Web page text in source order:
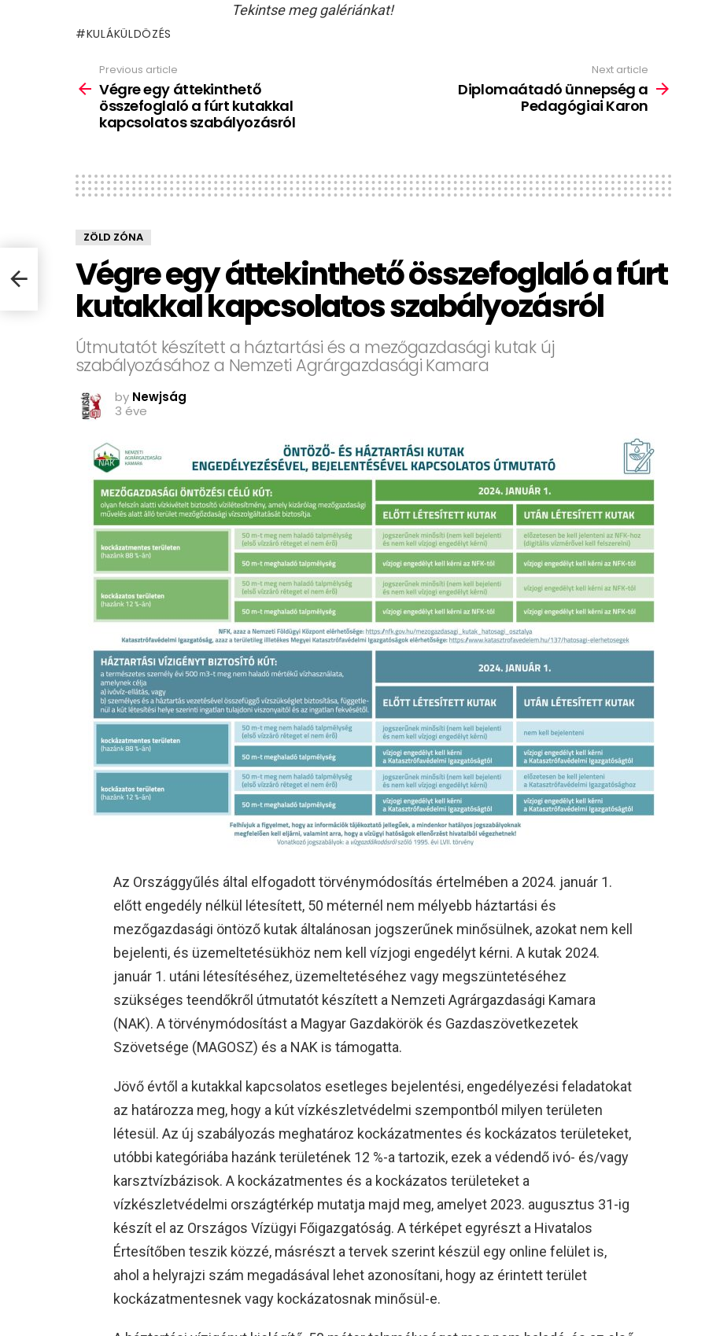
Tekintse meg galériánkat!
KULÁKÜLDÖZÉS
more
Previous article
Végre egy áttekinthető
összefoglaló a fúrt kutakkal
kapcsolatos szabályozásról
Next article
Diplomaátadó ünnepség a
Pedagógiai Karon
ZÖLD ZÓNA
Végre egy áttekinthető összefoglaló a fúrt
kutakkal kapcsolatos szabályozásról
Útmutatót készített a háztartási és a mezőgazdasági kutak új
szabályozásához a Nemzeti Agrárgazdasági Kamara
by Newjság
3 éve
Az Országgyűlés által elfogadott törvénymódosítás értelmében a 2024. január 1.
előtt engedély nélkül létesített, 50 méternél nem mélyebb háztartási és
mezőgazdasági öntöző kutak általánosan jogszerűnek minősülnek, azokat nem kell
bejelenti, és üzemeltetésükhöz nem kell vízjogi engedélyt kérni. A kutak 2024.
január 1. utáni létesítéséhez, üzemeltetéséhez vagy megszüntetéséhez
szükséges teendőkről útmutatót készített a Nemzeti Agrárgazdasági Kamara
(NAK). A törvénymódosítást a Magyar Gazdakörök és Gazdaszövetkezetek
Szövetsége (MAGOSZ) és a NAK is támogatta.
Jövő évtől a kutakkal kapcsolatos esetleges bejelentési, engedélyezési feladatokat
az határozza meg, hogy a kút vízkészletvédelmi szempontból milyen területen
létesül. Az új szabályozás meghatároz kockázatmentes és kockázatos területeket,
utóbbi kategóriába hazánk területének 12 %-a tartozik, ezek a védendő ivó- és/vagy
karsztvízbázisok. A kockázatmentes és a kockázatos területeket a
vízkészletvédelmi országtérkép mutatja majd meg, amelyet 2023. augusztus 31-ig
készít el az Országos Vízügyi Főigazgatóság. A térképet egyrészt a Hivatalos
Értesítőben teszik közzé, másrészt a tervek szerint készül egy online felület is,
ahol a helyrajzi szám megadásával lehet azonosítani, hogy az érintett terület
kockázatmentesnek vagy kockázatosnak minősül-e.